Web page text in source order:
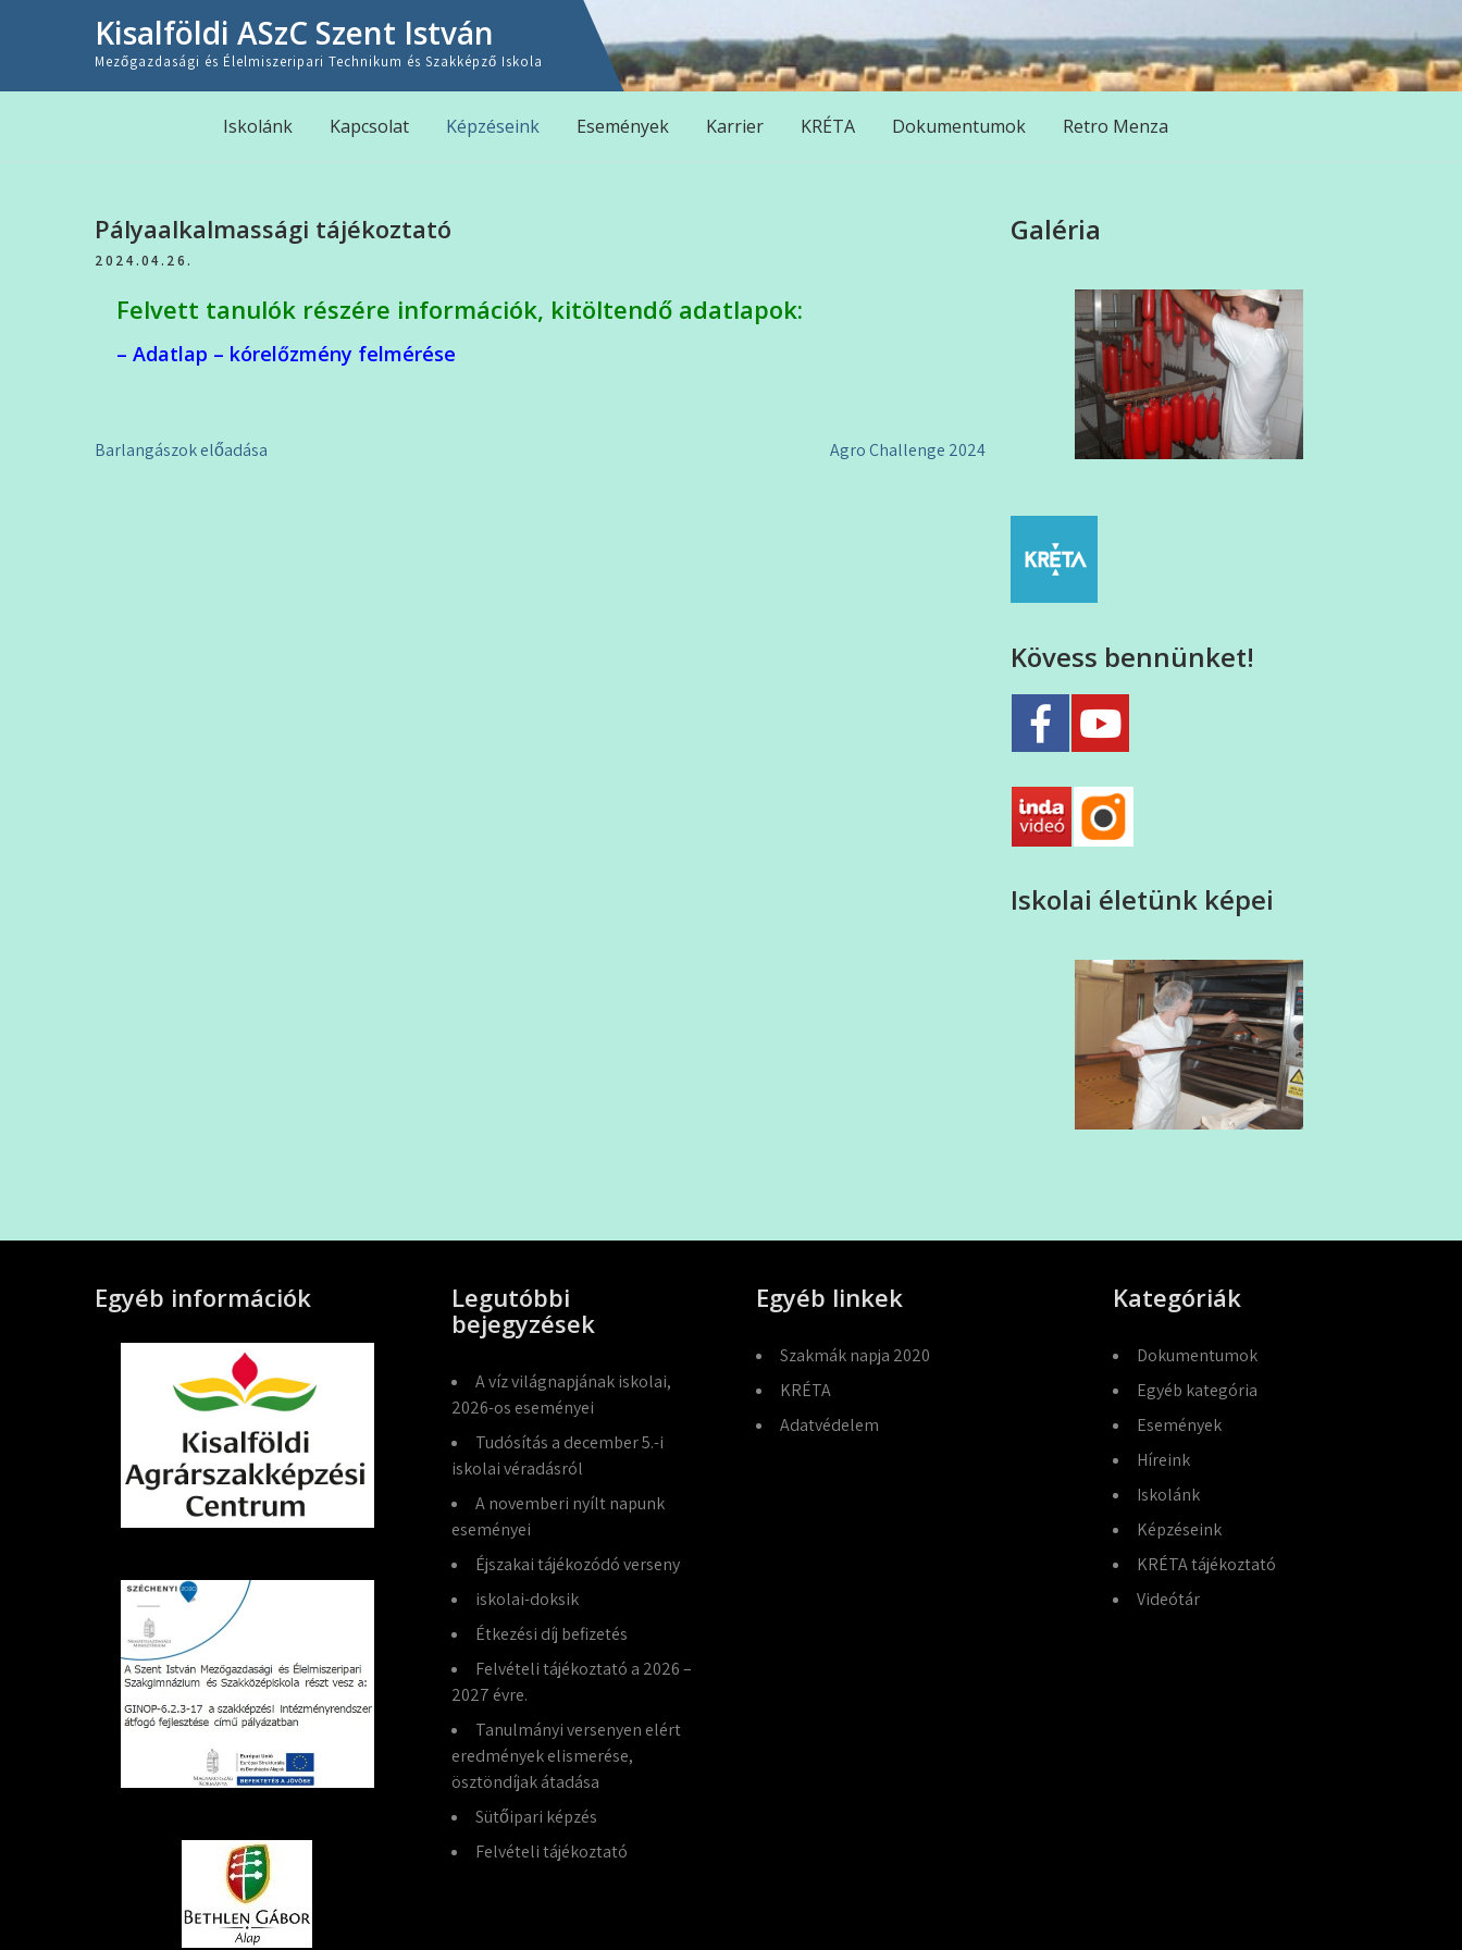
Kisalföldi ASzC Szent István
Mezőgazdasági és Élelmiszeripari Technikum és Szakképző Iskola
Iskolánk Kapcsolat Képzéseink Események Karrier KRÉTA Dokumentumok Retro Menza
Pályaalkalmassági tájékoztató
2024.04.26.
Felvett tanulók részére információk, kitöltendő adatlapok:
– Adatlap – kórelőzmény felmérése
Bejegyzés
Barlangászok előadása Agro Challenge 2024
Galéria
Kövess bennünket!
Iskolai életünk képei
Egyéb információk
Legutóbbi
bejegyzések
A víz világnapjának iskolai,
2026-os eseményei
Tudósítás a december 5.-i
iskolai véradásról
A novemberi nyílt napunk
eseményei
Éjszakai tájékozódó verseny
iskolai-doksik
Étkezési díj befizetés
Felvételi tájékoztató a 2026 –
2027 évre.
Tanulmányi versenyen elért
eredmények elismerése,
ösztöndíjak átadása
Sütőipari képzés
Felvételi tájékoztató
Egyéb linkek
Szakmák napja 2020
KRÉTA
Adatvédelem
Kategóriák
Dokumentumok
Egyéb kategória
Események
Híreink
Iskolánk
Képzéseink
KRÉTA tájékoztató
Videótár